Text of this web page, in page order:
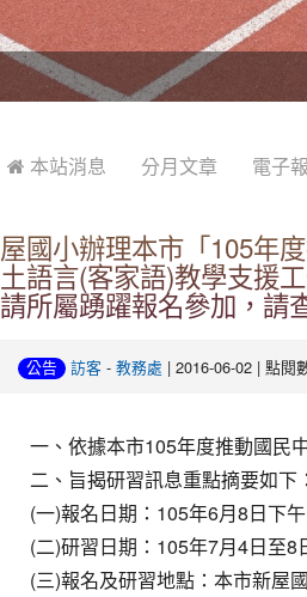
 本站消息 分月文章 電子
屋國小辦理本市「105年
土語言(客家語)教學支援
請所屬踴躍報名參加，請
公告 訪客 - 教務處 | 2016-06-02 | 點閱
一、依據本市105年度推動國民
二、旨揭研習訊息重點摘要如下：
(一)報名日期：105年6月8日下
(二)研習日期：105年7月4日至8
(三)報名及研習地點：本市新屋